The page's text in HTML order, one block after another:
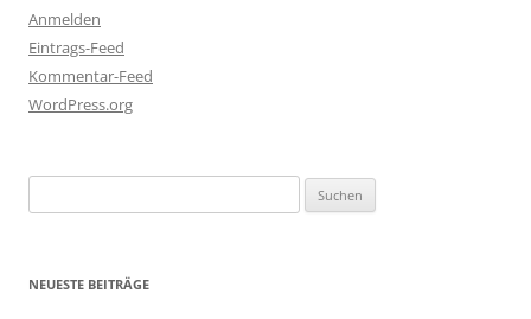
Anmelden
Eintrags-Feed
Kommentar-Feed
WordPress.org
nach:
NEUESTE BEITRÄGE